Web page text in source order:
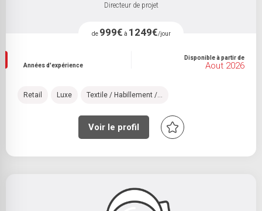
Directeur de projet
de 999€ à 1249€/jour
Années d'expérience
Disponible à partir de
Aout 2026
Retail Luxe Textile / Habillement /...
Voir le profil